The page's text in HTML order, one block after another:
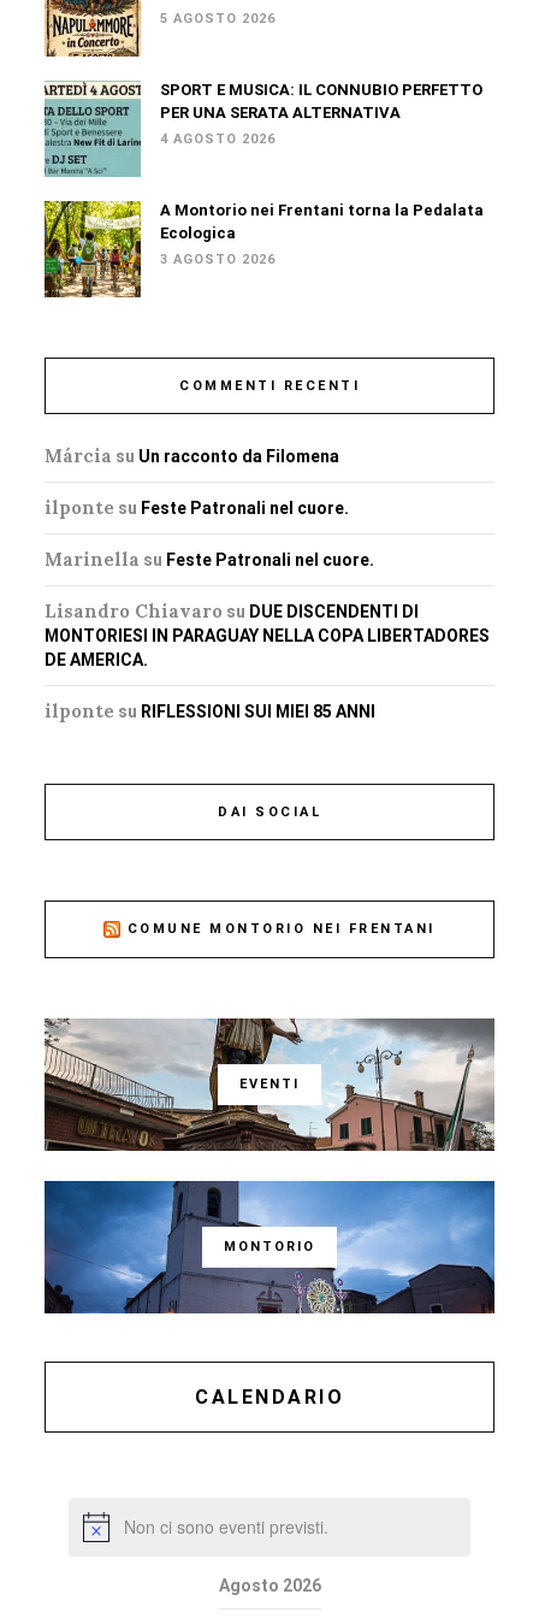
5 AGOSTO 2026
SPORT E MUSICA: IL CONNUBIO PERFETTO
PER UNA SERATA ALTERNATIVA
4 AGOSTO 2026
A Montorio nei Frentani torna la Pedalata
Ecologica
3 AGOSTO 2026
COMMENTI RECENTI
Márcia su Un racconto da Filomena
ilponte su Feste Patronali nel cuore.
Marinella su Feste Patronali nel cuore.
Lisandro Chiavaro su DUE DISCENDENTI DI
MONTORIESI IN PARAGUAY NELLA COPA LIBERTADORES
DE AMERICA.
ilponte su RIFLESSIONI SUI MIEI 85 ANNI
DAI SOCIAL
COMUNE MONTORIO NEI FRENTANI
EVENTI
MONTORIO
CALENDARIO
Non ci sono eventi previsti.
Agosto 2026